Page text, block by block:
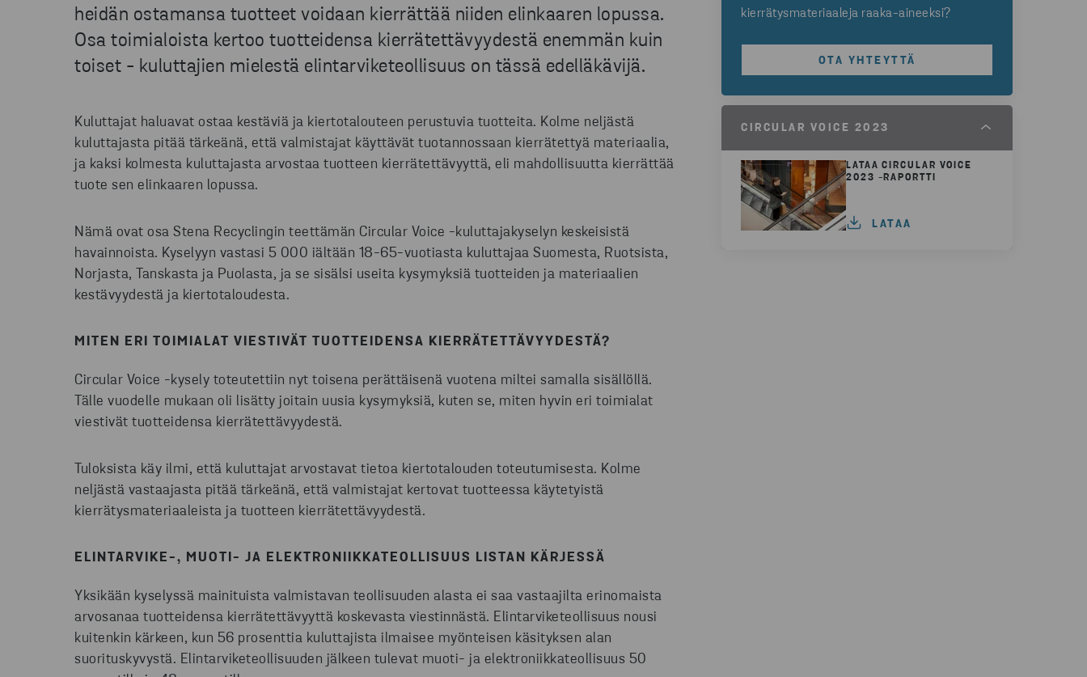
heidän ostamansa tuotteet voidaan kierrättää niiden elinkaaren lopussa.
Osa toimialoista kertoo tuotteidensa kierrätettävyydestä enemmän kuin
toiset - kuluttajien mielestä elintarviketeollisuus on tässä edelläkävijä.
Kuluttajat haluavat ostaa kestäviä ja kiertotalouteen perustuvia tuotteita. Kolme neljästä
kuluttajasta pitää tärkeänä, että valmistajat käyttävät tuotannossaan kierrätettyä materiaalia,
ja kaksi kolmesta kuluttajasta arvostaa tuotteen kierrätettävyyttä, eli mahdollisuutta kierrättää
tuote sen elinkaaren lopussa.
Nämä ovat osa Stena Recyclingin teettämän Circular Voice -kuluttajakyselyn keskeisistä
havainnoista. Kyselyyn vastasi 5 000 iältään 18-65-vuotiasta kuluttajaa Suomesta, Ruotsista,
Norjasta, Tanskasta ja Puolasta, ja se sisälsi useita kysymyksiä tuotteiden ja materiaalien
kestävyydestä ja kiertotaloudesta.
MITEN ERI TOIMIALAT VIESTIVÄT TUOTTEIDENSA KIERRÄTETTÄVYYDESTÄ?
Circular Voice -kysely toteutettiin nyt toisena perättäisenä vuotena miltei samalla sisällöllä.
Tälle vuodelle mukaan oli lisätty joitain uusia kysymyksiä, kuten se, miten hyvin eri toimialat
viestivät tuotteidensa kierrätettävyydestä.
Tuloksista käy ilmi, että kuluttajat arvostavat tietoa kiertotalouden toteutumisesta. Kolme
neljästä vastaajasta pitää tärkeänä, että valmistajat kertovat tuotteessa käytetyistä
kierrätysmateriaaleista ja tuotteen kierrätettävyydestä.
ELINTARVIKE-, MUOTI- JA ELEKTRONIIKKATEOLLISUUS LISTAN KÄRJESSÄ
Yksikään kyselyssä mainituista valmistavan teollisuuden alasta ei saa vastaajilta erinomaista
arvosanaa tuotteidensa kierrätettävyyttä koskevasta viestinnästä. Elintarviketeollisuus nousi
kuitenkin kärkeen, kun 56 prosenttia kuluttajista ilmaisee myönteisen käsityksen alan
suorituskyvystä. Elintarviketeollisuuden jälkeen tulevat muoti- ja elektroniikkateollisuus 50
kierrätysmateriaaleja raaka-aineeksi?
OTA YHTEYTTÄ
CIRCULAR VOICE 2023
LATAA CIRCULAR VOICE
2023 -RAPORTTI
LATAA